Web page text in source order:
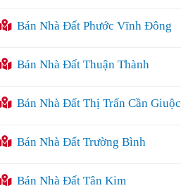
Bán Nhà Đất Phước Vĩnh Đông
Bán Nhà Đất Thuận Thành
Bán Nhà Đất Thị Trấn Cần Giuộc
Bán Nhà Đất Trường Bình
Bán Nhà Đất Tân Kim